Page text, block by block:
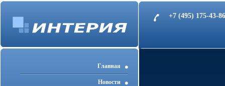
+7 (495) 175-43-
Главная
Новости